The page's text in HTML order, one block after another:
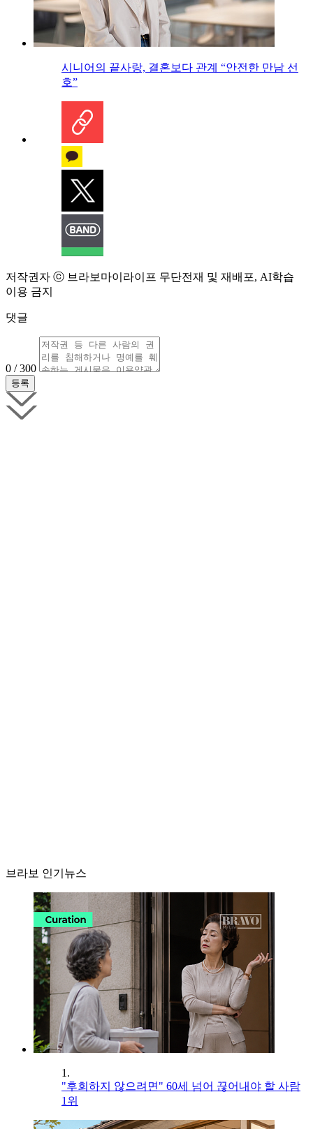
시니어의 끝사랑, 결혼보다 관계 “안전한 만남 선
호”
저작권자 ⓒ 브라보마이라이프 무단전재 및 재배포, AI학습
이용 금지
댓글
0 / 300
브라보 인기뉴스
1.
"후회하지 않으려면" 60세 넘어 끊어내야 할 사람
1위